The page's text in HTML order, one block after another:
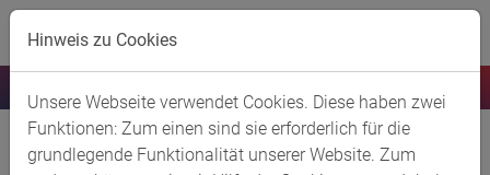
Skip to main content
Loady GmbH
Hinweis zu Cookies
Unsere Webseite verwendet Cookies. Diese haben zwei
Funktionen: Zum einen sind sie erforderlich für die
grundlegende Funktionalität unserer Website. Zum